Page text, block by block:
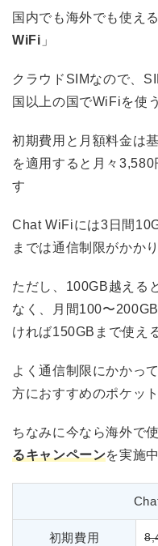
国内でも海外でも使え
WiFi 」
クラウドSIMなので、
国以上の国でWiFiを使
初期費用と月額料金は
を適用すると月々
す
Chat WiFiには3日間
までは通信制限がかか
ただし、100GB越える
なく、月間100〜
ければ150GBまで使え
よく通信制限にかかっ
方におすすめのポケッ
ちなみに今なら海外で
るキャンペーンを実施
初期費用